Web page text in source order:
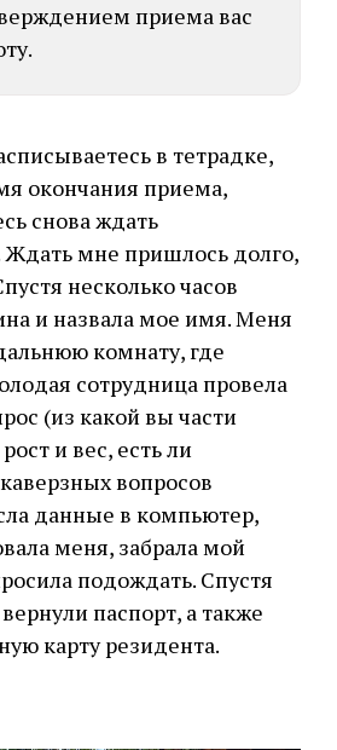
приема вас
в тетрадке,
окончания приема,
снова ждать
Ждать мне пришлось долго,
несколько часов
и назвала мое имя. Меня
комнату, где
сотрудница провела
(из какой вы части
и вес, есть ли
вопросов
данные в компьютер,
меня, забрала мой
подождать. Спустя
паспорт, а также
карту резидента.